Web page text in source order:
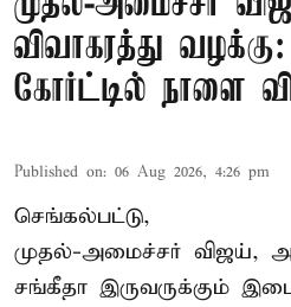
விவாகரத்து
கோர்ட்டில் நாளை
Published on: 06 Aug 2026, 4:26 pm
செங்கல்பட்டு,
முதல்-அமைச்சர் விஜய்,
சங்கீதா இருவருக்கும்